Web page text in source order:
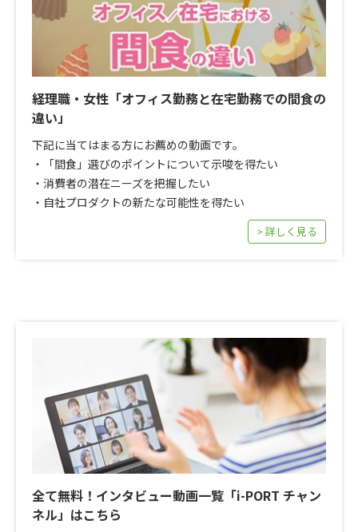
経理職・女性「オフィス勤務と在宅勤務での間食の
違い」
下記に当てはまる方にお薦めの動画です。
・「間食」選びのポイントについて示唆を得たい
・消費者の潜在ニーズを把握したい
・自社プロダクトの新たな可能性を得たい
> 詳しく見る
全て無料！インタビュー動画一覧「i-PORT チャン
ネル」はこちら